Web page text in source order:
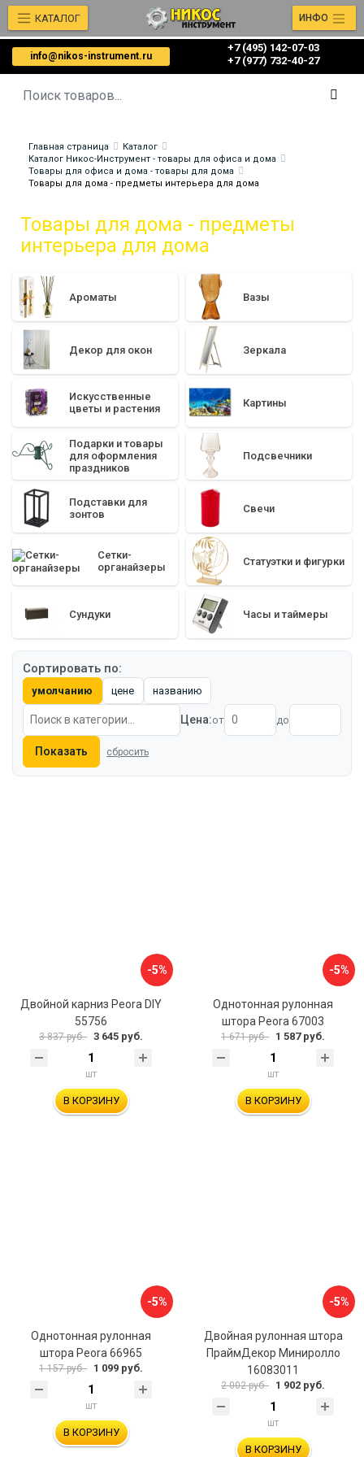
info@nikos-instrument.ru
+7 (495) 142-07-03
‎‎+7 (977) 732-40-27
КАТАЛОГ ИНФО
Главная страница
Каталог
Каталог Никос-Инструмент - товары для офиса и дома
Товары для офиса и дома - товары для дома
Товары для дома - предметы интерьера для дома
Товары для дома - предметы
интерьера для дома
Ароматы Вазы
Декор для окон Зеркала
Искусственные
цветы и растения
Картины
Подарки и товары
для оформления
праздников
Подсвечники
Подставки для
зонтов
Свечи
Сетки-
органайзеры
Статуэтки и фигурки
Сундуки Часы и таймеры
Сортировать по:
умолчанию цене названию
Цена:от до
Показать сбросить
-5%
Двойной карниз Peora DIY
55756
3 837 руб. 3 645 руб.
шт
В КОРЗИНУ
-5%
Однотонная рулонная
штора Peora 67003
1 671 руб. 1 587 руб.
шт
В КОРЗИНУ
-5%
Однотонная рулонная
штора Peora 66965
1 157 руб. 1 099 руб.
шт
В КОРЗИНУ
-5%
Двойная рулонная штора
ПраймДекор Миниролло
16083011
2 002 руб. 1 902 руб.
шт
В КОРЗИНУ